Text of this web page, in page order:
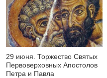
29 июня. Торжество Святых
Первоверховных Апостолов
Петра и Павла